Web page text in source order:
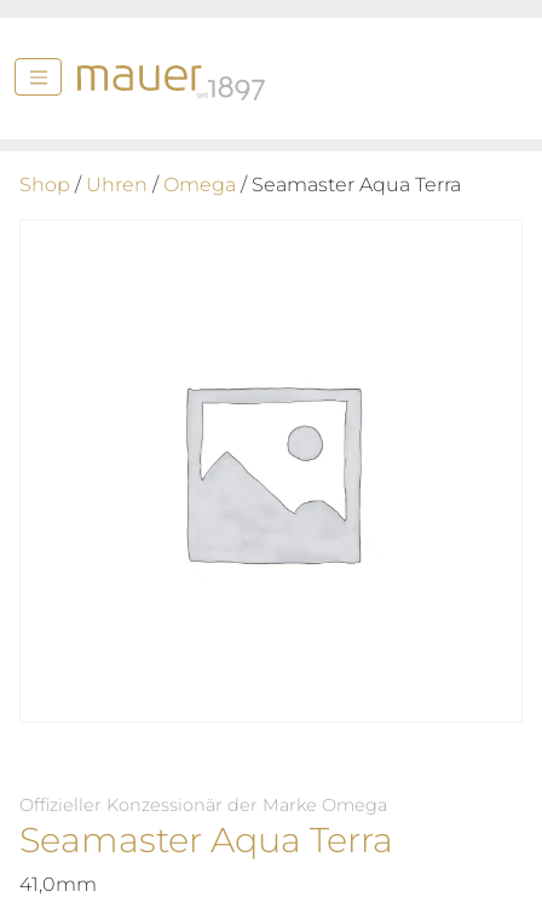
Shop / Uhren / Omega / Seamaster Aqua Terra
Offizieller Konzessionär der Marke Omega
Seamaster Aqua Terra
41,0mm